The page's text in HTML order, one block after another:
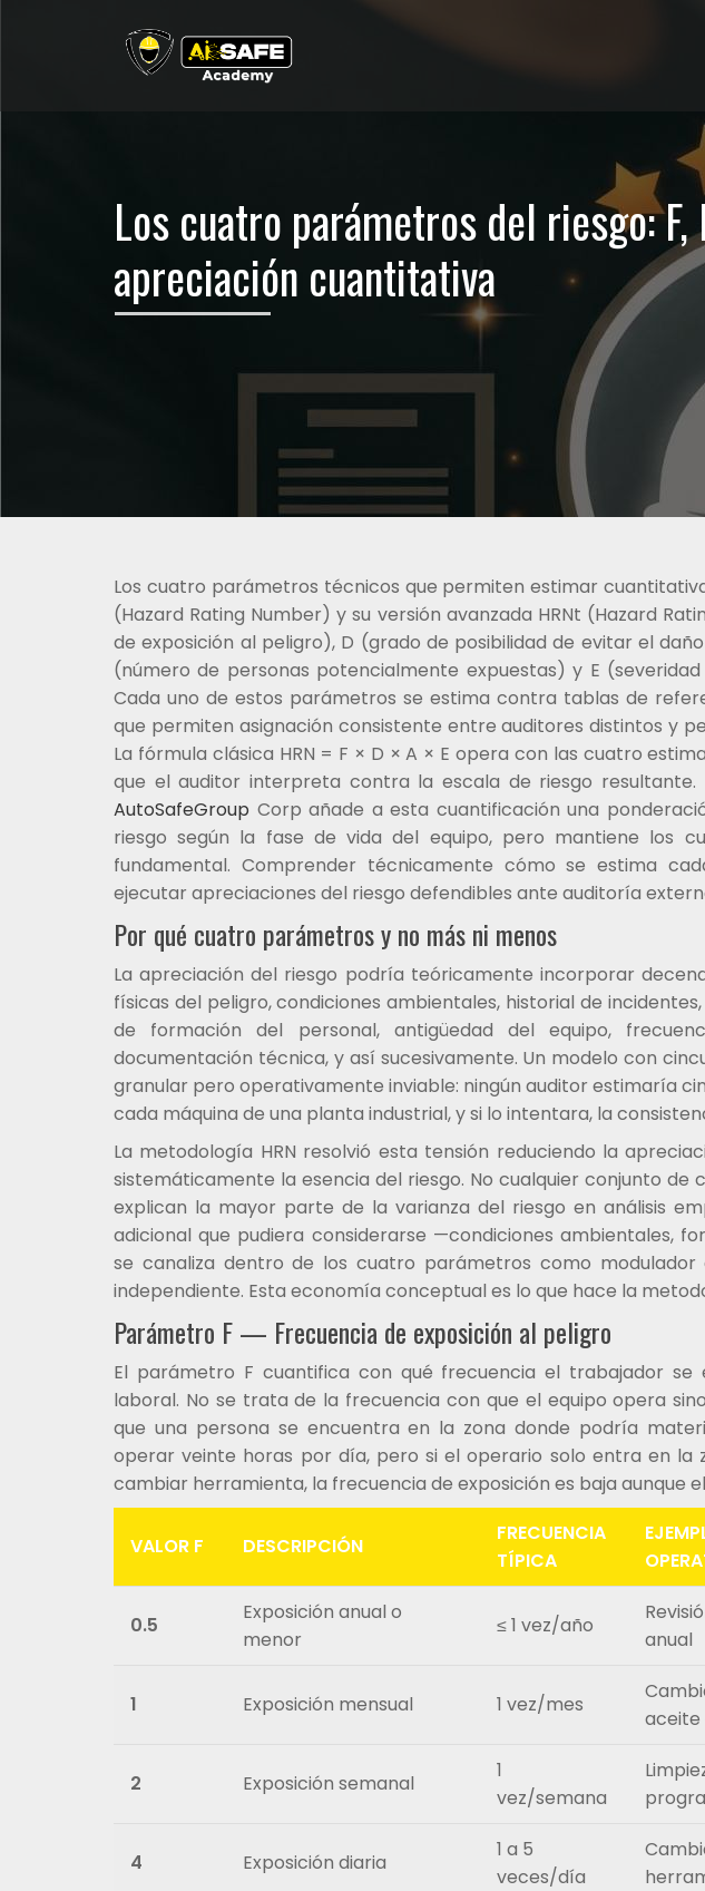
Los cuatro parámetros del riesgo: F,
apreciación cuantitativa
Los cuatro parámetros técnicos que permiten estimar
(Hazard Rating Number) y su versión avanzada HRNt (Hazard
de exposición al peligro), D (grado de posibilidad de evitar el
(número de personas potencialmente expuestas) y E
Cada uno de estos parámetros se estima contra tablas de
que permiten asignación consistente entre auditores distintos y
La fórmula clásica HRN = F × D × A × E opera con las cuatro
que el auditor interpreta contra la escala de riesgo resultante.
AutoSafeGroup Corp añade a esta cuantificación una
riesgo según la fase de vida del equipo, pero mantiene los
fundamental. Comprender técnicamente cómo se estima
ejecutar apreciaciones del riesgo defendibles ante auditoría
Por qué cuatro parámetros y no más ni menos
La apreciación del riesgo podría teóricamente incorporar
físicas del peligro, condiciones ambientales, historial de
de formación del personal, antigüedad del equipo,
documentación técnica, y así sucesivamente. Un modelo con
granular pero operativamente inviable: ningún auditor estimaría
cada máquina de una planta industrial, y si lo intentara, la
La metodología HRN resolvió esta tensión reduciendo la
sistemáticamente la esencia del riesgo. No cualquier conjunto
explican la mayor parte de la varianza del riesgo en análisis
adicional que pudiera considerarse —condiciones ambientales,
se canaliza dentro de los cuatro parámetros como
independiente. Esta economía conceptual es lo que hace la
Parámetro F — Frecuencia de exposición al peligro
El parámetro F cuantifica con qué frecuencia el trabajador se
laboral. No se trata de la frecuencia con que el equipo opera
que una persona se encuentra en la zona donde podría
operar veinte horas por día, pero si el operario solo entra en la
cambiar herramienta, la frecuencia de exposición es baja aunque
VALOR F DESCRIPCIÓN
FRECUENCIA
TÍPICA
0.5
Exposición anual o
menor
≤ 1 vez/año
anual
1 Exposición mensual 1 vez/mes
aceite
2 Exposición semanal
1
vez/semana
4 Exposición diaria
1 a 5
veces/día